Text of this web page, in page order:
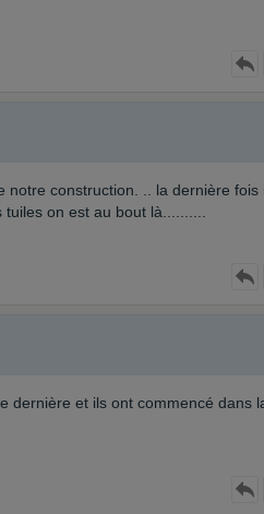
notre construction. .. la dernière fois
on est au bout là..........
dernière et ils ont commencé dans